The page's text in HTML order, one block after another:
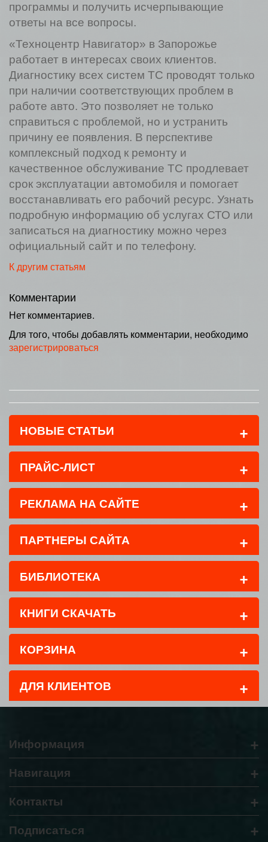
программы и получить исчерпывающие
ответы на все вопросы.
«Техноцентр Навигатор» в Запорожье
работает в интересах своих клиентов.
Диагностику всех систем ТС проводят только
при наличии соответствующих проблем в
работе авто. Это позволяет не только
справиться с проблемой, но и устранить
причину ее появления. В перспективе
комплексный подход к ремонту и
качественное обслуживание ТС продлевает
срок эксплуатации автомобиля и помогает
восстанавливать его рабочий ресурс. Узнать
подробную информацию об услугах СТО или
записаться на диагностику можно через
официальный сайт и по телефону.
К другим статьям
Комментарии
Нет комментариев.
Для того, чтобы добавлять комментарии, необходимо
зарегистрироваться
НОВЫЕ СТАТЬИ +
ПРАЙС-ЛИСТ +
РЕКЛАМА НА САЙТЕ +
ПАРТНЕРЫ САЙТА +
БИБЛИОТЕКА +
КНИГИ СКАЧАТЬ +
КОРЗИНА +
ДЛЯ КЛИЕНТОВ +
Информация +
Навигация +
Контакты +
Подписаться +